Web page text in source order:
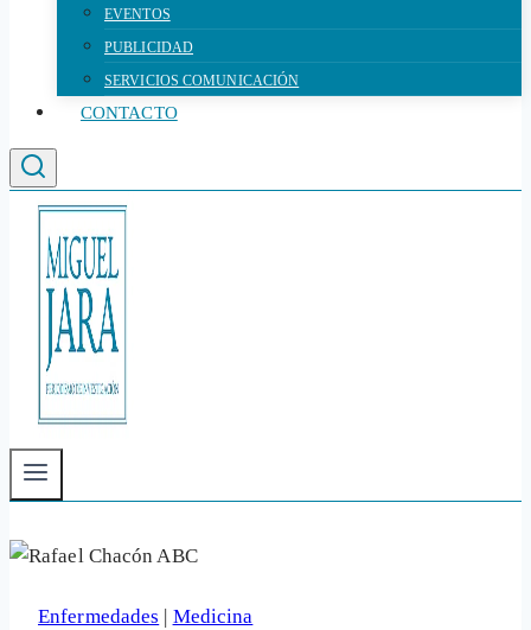
EVENTOS
PUBLICIDAD
SERVICIOS COMUNICACIÓN
CONTACTO
Enfermedades Medicina